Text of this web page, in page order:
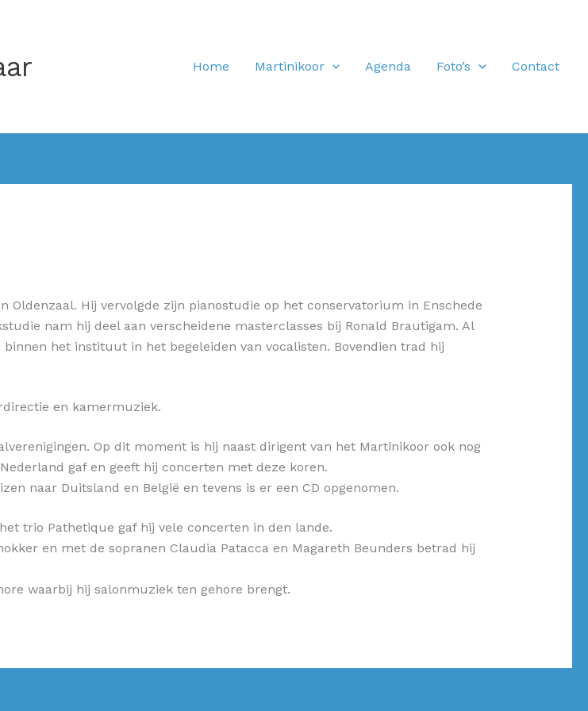
Home Martinikoor Agenda Foto’s Contact
Oldenzaal. Hij vervolgde zijn pianostudie op het conservatorium in Enschede
nam hij deel aan verscheidene masterclasses bij Ronald Brautigam. Al
het instituut in het begeleiden van vocalisten. Bovendien trad hij
en kamermuziek.
Op dit moment is hij naast dirigent van het Martinikoor ook nog
gaf en geeft hij concerten met deze koren.
naar Duitsland en België en tevens is er een CD opgenomen.
trio Pathetique gaf hij vele concerten in den lande.
en met de sopranen Claudia Patacca en Magareth Beunders betrad hij
waarbij hij salonmuziek ten gehore brengt.